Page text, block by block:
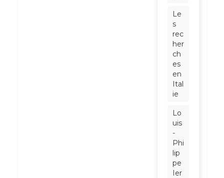
Le
s
rec
her
ch
es
en
Ital
ie
Lo
uis
-
Phi
lip
pe
Ier